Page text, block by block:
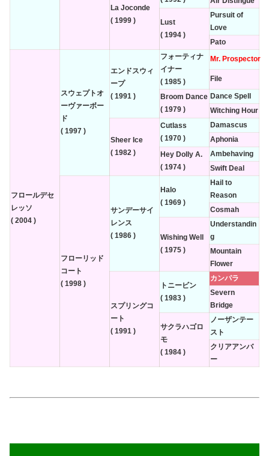
La Joconde
( 1999 )
Lust
( 1994 )
Pursuit of
Love
Pato
フロールデセ
レッソ
( 2004 )
スウェプトオ
ーヴァーボー
ド
( 1997 )
エンドスウィ
ープ
( 1991 )
フォーティナ
イナー
( 1985 )
Mr. Prospector
File
Broom Dance
( 1979 )
Dance Spell
Witching Hour
Sheer Ice
( 1982 )
Cutlass
( 1970 )
Damascus
Aphonia
Hey Dolly A.
( 1974 )
Ambehaving
Swift Deal
フローリッド
コート
( 1998 )
サンデーサイ
レンス
( 1986 )
Halo
( 1969 )
Hail to
Reason
Cosmah
Wishing Well
( 1975 )
Understandin
g
Mountain
Flower
スプリングコ
ート
( 1991 )
トニービン
( 1983 )
カンパラ
Severn
Bridge
サクラハゴロ
モ
( 1984 )
ノーザンテー
スト
クリアアンバ
ー